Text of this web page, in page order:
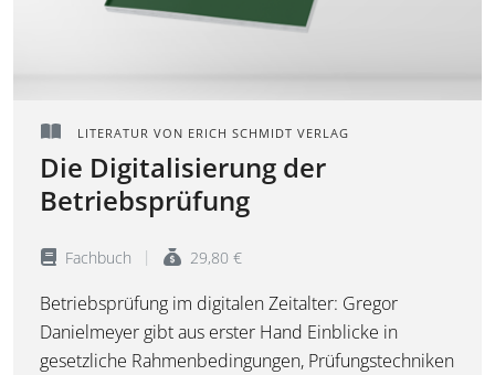
LITERATUR VON ERICH SCHMIDT VERLAG
Die Digitalisierung der
Betriebsprüfung
Fachbuch 29,80 €
Betriebsprüfung im digitalen Zeitalter: Gregor
Danielmeyer gibt aus erster Hand Einblicke in
gesetzliche Rahmenbedingungen, Prüfungstechniken